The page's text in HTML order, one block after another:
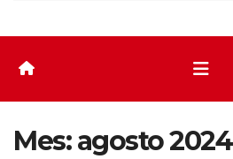
Mes:agosto 2024